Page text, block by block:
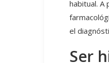
habitual.
el
Ser